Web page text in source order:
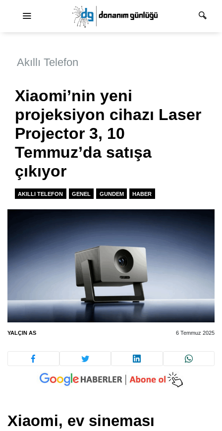
Akıllı Telefon
Xiaomi’nin yeni
projeksiyon cihazı Laser
Projector 3, 10
Temmuz’da satışa
çıkıyor
AKILLI TELEFON GENEL GUNDEM HABER
YALÇIN AS 6 Temmuz 2025
Xiaomi, ev sineması